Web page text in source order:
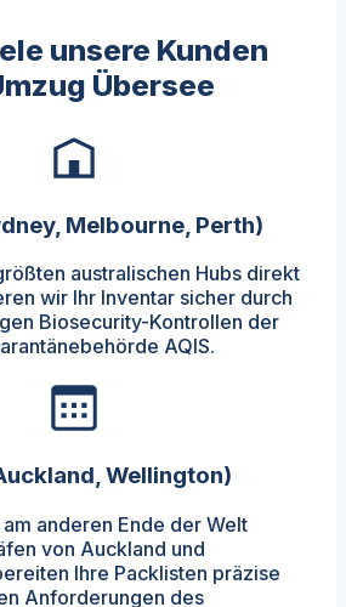
unsere Kunden
Übersee
Melbourne, Perth)
australischen Hubs direkt
wir Ihr Inventar sicher durch
Biosecurity-Kontrollen der
AQIS.
Wellington)
anderen Ende der Welt
von Auckland und
Ihre Packlisten präzise
Anforderungen des